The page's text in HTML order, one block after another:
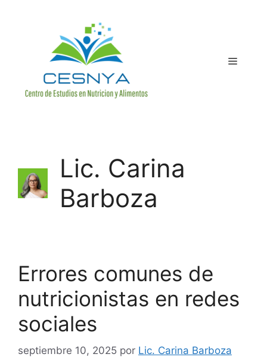
Lic. Carina
Barboza
Errores comunes de
nutricionistas en redes
sociales
septiembre 10, 2025 por Lic. Carina Barboza